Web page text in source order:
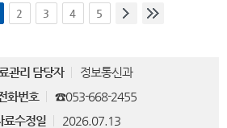
2 3 4 5
관리 담당자
정보통신과
화번호
☎053-668-2455
료수정일
2026.07.13